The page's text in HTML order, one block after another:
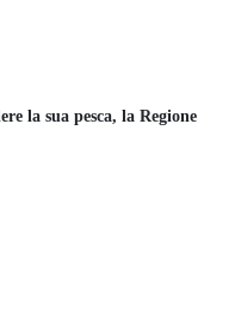
la sua pesca, la Regione